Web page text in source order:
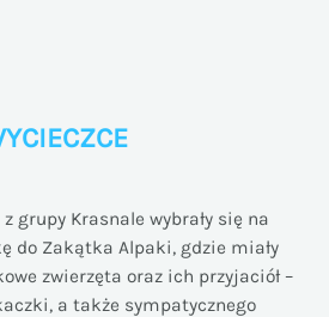
grupy Krasnale wybrały się na
do Zakątka Alpaki, gdzie miały
zwierzęta oraz ich przyjaciół –
a także sympatycznego